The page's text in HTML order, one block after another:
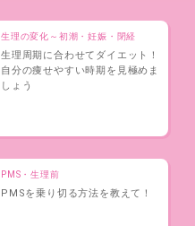
生理の変化～初潮・妊娠・閉経
生理周期に合わせてダイエット！
自分の痩せやすい時期を見極めま
しょう
PMS・生理前
PMSを乗り切る方法を教えて！